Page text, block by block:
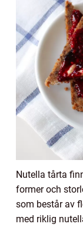
Nutella tårta
former och
som består av
med riklig